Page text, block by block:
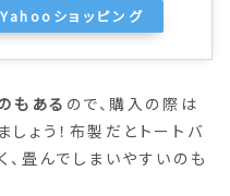
Yahooショッピング
もある ので、購入の際は
ょう！布製だとトートバ
畳んでしまいやすいのも